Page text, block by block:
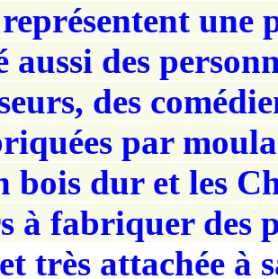
une
aussi des
des
par
bois dur et les
à fabriquer des
très attachée à